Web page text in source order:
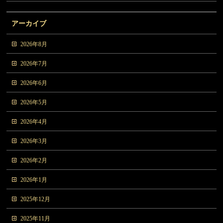
アーカイブ
2026年8月
2026年7月
2026年6月
2026年5月
2026年4月
2026年3月
2026年2月
2026年1月
2025年12月
2025年11月